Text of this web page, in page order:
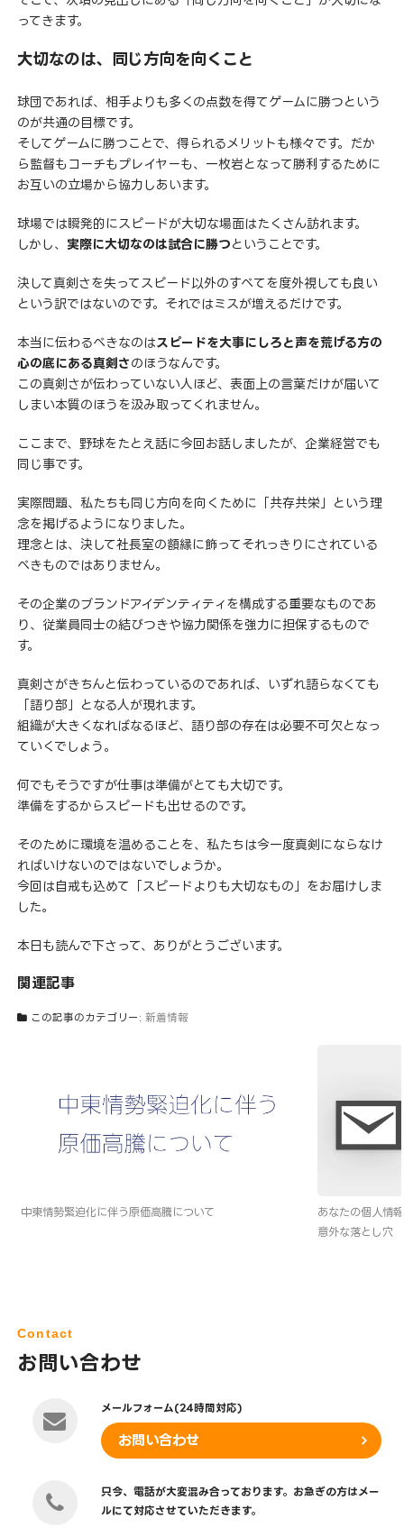
ってきます。
大切なのは、同じ方向を向くこと
球団であれば、相手よりも多くの点数を得てゲームに勝つという
のが共通の目標です。
そしてゲームに勝つことで、得られるメリットも様々です。だか
ら監督もコーチもプレイヤーも、一枚岩となって勝利するために
お互いの立場から協力しあいます。
球場では瞬発的にスピードが大切な場面はたくさん訪れます。
しかし、 実際に大切なのは試合に勝つ ということです。
決して真剣さを失ってスピード以外のすべてを度外視しても良い
という訳ではないのです。それではミスが増えるだけです。
本当に伝わるべきなのはスピードを大事にしろと声を荒げる方の
心の底にある真剣さ のほうなんです。
この真剣さが伝わっていない人ほど、表面上の言葉だけが届いて
しまい本質のほうを汲み取ってくれません。
ここまで、野球をたとえ話に今回お話しましたが、企業経営でも
同じ事です。
実際問題、私たちも同じ方向を向くために「共存共栄」という理
念を掲げるようになりました。
理念とは、決して社長室の額縁に飾ってそれっきりにされている
べきものではありません。
その企業のブランドアイデンティティを構成する重要なものであ
り、従業員同士の結びつきや協力関係を強力に担保するもので
す。
真剣さがきちんと伝わっているのであれば、いずれ語らなくても
「語り部」となる人が現れます。
組織が大きくなればなるほど、語り部の存在は必要不可欠となっ
ていくでしょう。
何でもそうですが仕事は準備がとても大切です。
準備をするからスピードも出せるのです。
そのために環境を温めることを、私たちは今一度真剣にならなけ
ればいけないのではないでしょうか。
今回は自戒も込めて「スピードよりも大切なもの」をお届けしま
した。
本日も読んで下さって、ありがとうございます。
関連記事
この記事のカテゴリー: 新着情報
中東情勢緊迫化に伴う原価高騰について
あなたの個人情
意外な落とし穴
Contact
お問い合わせ
メールフォーム(24時間対応)
お問い合わせ
只今、電話が大変混み合っております。お急ぎの方はメー
ルにて対応させていただきます。